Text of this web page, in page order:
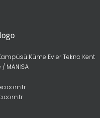
Küme Evler Tekno Kent
MANİSA